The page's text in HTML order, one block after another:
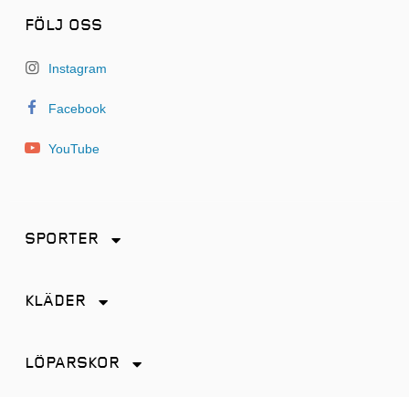
FÖLJ OSS
Instagram
Facebook
YouTube
SPORTER
KLÄDER
LÖPARSKOR